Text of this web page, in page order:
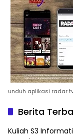
unduh aplikasi radar
Berita
Kuliah S3